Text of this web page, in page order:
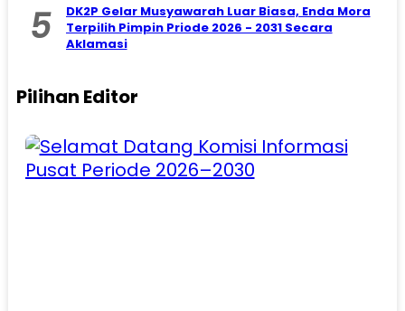
5
DK2P Gelar Musyawarah Luar Biasa, Enda Mora
Terpilih Pimpin Priode 2026 - 2031 Secara
Aklamasi
Pilihan Editor